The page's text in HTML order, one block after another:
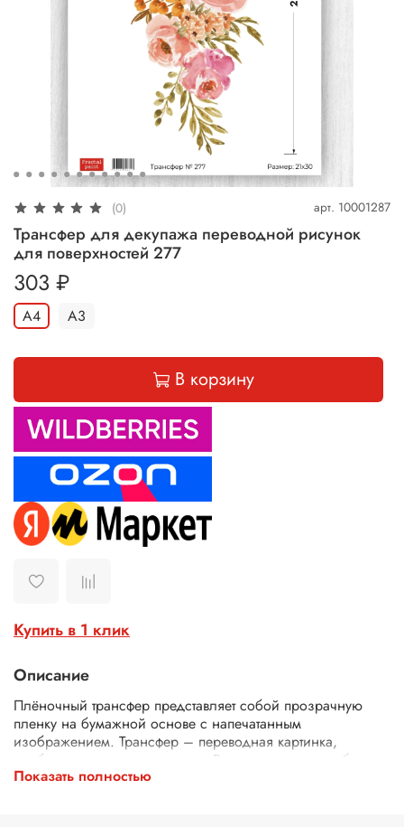
(0) арт. 10001287
Трансфер для декупажа переводной рисунок
для поверхностей 277
303 ₽
А4 А3
В корзину
Купить в 1 клик
Описание
Плёночный трансфер представляет собой прозрачную
пленку на бумажной основе с напечатанным
изображением. Трансфер – переводная картинка,
изображение, с его помощью Ваше изделие приобретет
неповторимость и уникальность. Трансферной бумагой
Показать полностью